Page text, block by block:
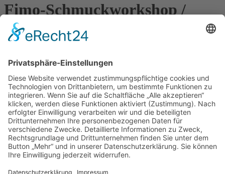
Fimo-Schmuckworkshop /
Sommerferienspass 2024
eine riesige Auswahl an bunt schillernden Farben und auch die dazu
bei uns im Ofen gebacken, so dass ihr am Ende mindestens 3-4
Schmuckstücke mit nachhause nehmen könnt, um die euch
garantiert alle beneiden werden. Shine bright like a diamond! Der
Workshop dauert ungefähr 2 - 2,5 Stunden. Anmeldung bis zum
20.06. per E-Mail unterjohannes.schwabe@stadt.kamenz.de
per Telefon unter 03578-379203.
Zurück
»facebook.com/kamenz.news »facebook.com/rathaus.kamenz
»facebook.com/Kamenz.Tourismus